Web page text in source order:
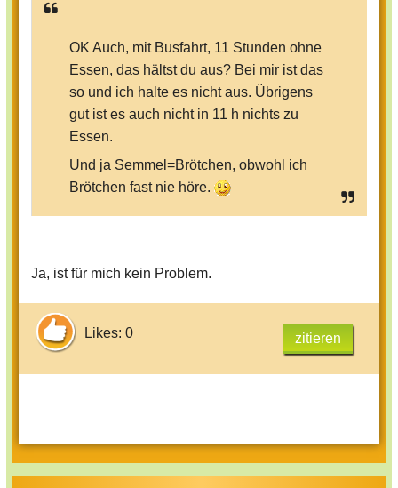
OK Auch, mit Busfahrt, 11 Stunden ohne
Essen, das hältst du aus? Bei mir ist das
so und ich halte es nicht aus. Übrigens
gut ist es auch nicht in 11 h nichts zu
Essen.
Und ja Semmel=Brötchen, obwohl ich
Brötchen fast nie höre.
Ja, ist für mich kein Problem.
Likes: 0 zitieren